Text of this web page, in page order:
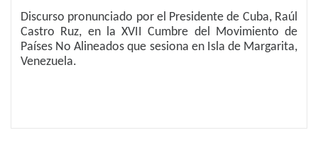
Discurso pronunciado por el Presidente de Cuba, Raúl
Castro Ruz, en la XVII Cumbre del Movimiento de
Países No Alineados que sesiona en Isla de Margarita,
Venezuela.